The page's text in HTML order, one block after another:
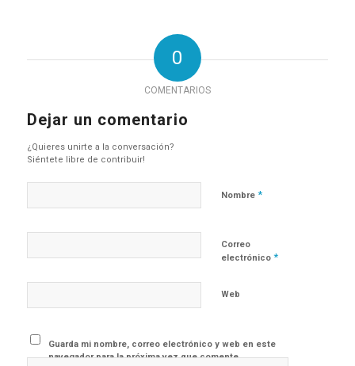
0
COMENTARIOS
Dejar un comentario
¿Quieres unirte a la conversación?
Siéntete libre de contribuir!
Nombre *
Correo
electrónico *
Web
Guarda mi nombre, correo electrónico y web en este
navegador para la próxima vez que comente.